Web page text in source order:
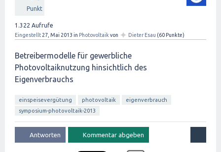
Punkt
1.322 Aufrufe
Eingestellt 27, Mai 2013 in Photovoltaik von ✦ Dieter Esau (60 Punkte)
Betreibermodelle für gewerbliche
Photovoltaiknutzung hinsichtlich des
Eigenverbrauchs
einspeisevergütung photovoltaik
eigenverbrauch
symposium-photovoltaik-2013